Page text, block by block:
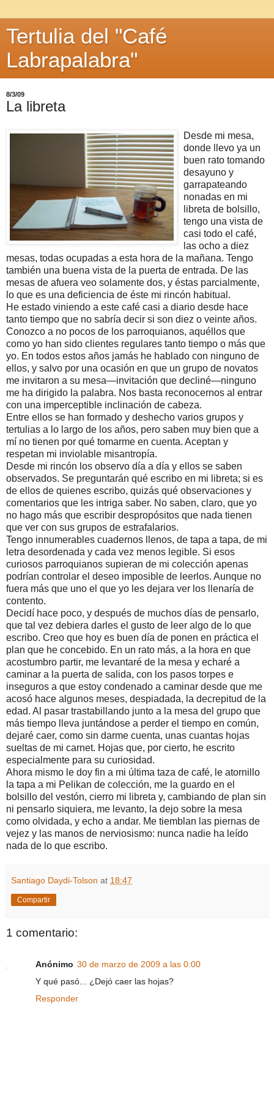
Tertulia del "Café
Labrapalabra"
8/3/09
La libreta
Desde mi mesa,
donde llevo ya un
buen rato tomando
desayuno y
garrapateando
nonadas en mi
libreta de bolsillo,
tengo una vista de
casi todo el café,
las ocho a diez
mesas, todas ocupadas a esta hora de la mañana. Tengo
también una buena vista de la puerta de entrada. De las
mesas de afuera veo solamente dos, y éstas parcialmente,
lo que es una deficiencia de éste mi rincón habitual.
He estado viniendo a este café casi a diario desde hace
tanto tiempo que no sabría decir si son diez o veinte años.
Conozco a no pocos de los parroquianos, aquéllos que
como yo han sido clientes regulares tanto tiempo o más que
yo. En todos estos años jamás he hablado con ninguno de
ellos, y salvo por una ocasión en que un grupo de novatos
me invitaron a su mesa—invitación que decliné—ninguno
me ha dirigido la palabra. Nos basta reconocernos al entrar
con una imperceptible inclinación de cabeza.
Entre ellos se han formado y deshecho varios grupos y
tertulias a lo largo de los años, pero saben muy bien que a
mí no tienen por qué tomarme en cuenta. Aceptan y
respetan mi inviolable misantropía.
Desde mi rincón los observo día a día y ellos se saben
observados. Se preguntarán qué escribo en mi libreta; si es
de ellos de quienes escribo, quizás qué observaciones y
comentarios que les intriga saber. No saben, claro, que yo
no hago más que escribir despropósitos que nada tienen
que ver con sus grupos de estrafalarios.
Tengo innumerables cuadernos llenos, de tapa a tapa, de mi
letra desordenada y cada vez menos legible. Si esos
curiosos parroquianos supieran de mi colección apenas
podrían controlar el deseo imposible de leerlos. Aunque no
fuera más que uno el que yo les dejara ver los llenaría de
contento.
Decidí hace poco, y después de muchos días de pensarlo,
que tal vez debiera darles el gusto de leer algo de lo que
escribo. Creo que hoy es buen día de ponen en práctica el
plan que he concebido. En un rato más, a la hora en que
acostumbro partir, me levantaré de la mesa y echaré a
caminar a la puerta de salida, con los pasos torpes e
inseguros a que estoy condenado a caminar desde que me
acosó hace algunos meses, despiadada, la decrepitud de la
edad. Al pasar trastabillando junto a la mesa del grupo que
más tiempo lleva juntándose a perder el tiempo en común,
dejaré caer, como sin darme cuenta, unas cuantas hojas
sueltas de mi carnet. Hojas que, por cierto, he escrito
especialmente para su curiosidad.
Ahora mismo le doy fin a mi última taza de café, le atornillo
la tapa a mi Pelikan de colección, me la guardo en el
bolsillo del vestón, cierro mi libreta y, cambiando de plan sin
ni pensarlo siquiera, me levanto, la dejo sobre la mesa
como olvidada, y echo a andar. Me tiemblan las piernas de
vejez y las manos de nerviosismo: nunca nadie ha leído
nada de lo que escribo.
Santiago Daydi-Tolson at 18:47
Compartir
1 comentario:
Anónimo 30 de marzo de 2009 a las 0:00
Y qué pasó... ¿Dejó caer las hojas?
Responder